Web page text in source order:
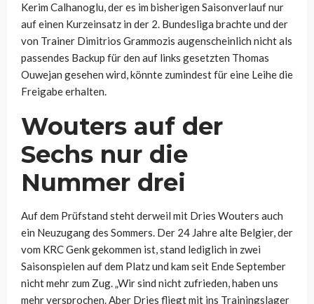
Kerim Calhanoglu, der es im bisherigen Saisonverlauf nur
auf einen Kurzeinsatz in der 2. Bundesliga brachte und der
von Trainer Dimitrios Grammozis augenscheinlich nicht als
passendes Backup für den auf links gesetzten Thomas
Ouwejan gesehen wird, könnte zumindest für eine Leihe die
Freigabe erhalten.
Wouters auf der
Sechs nur die
Nummer drei
Auf dem Prüfstand steht derweil mit Dries Wouters auch
ein Neuzugang des Sommers. Der 24 Jahre alte Belgier, der
vom KRC Genk gekommen ist, stand lediglich in zwei
Saisonspielen auf dem Platz und kam seit Ende September
nicht mehr zum Zug. „Wir sind nicht zufrieden, haben uns
mehr versprochen. Aber Dries fliegt mit ins Trainingslager